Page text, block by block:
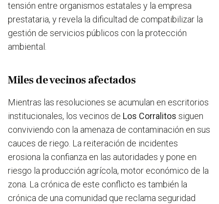
tensión entre organismos estatales y la empresa
prestataria, y revela la dificultad de compatibilizar la
gestión de servicios públicos con la protección
ambiental.
Miles de vecinos afectados
Mientras las resoluciones se acumulan en escritorios
institucionales, los vecinos de Los Corralitos siguen
conviviendo con la amenaza de contaminación en sus
cauces de riego. La reiteración de incidentes
erosiona la confianza en las autoridades y pone en
riesgo la producción agrícola, motor económico de la
zona. La crónica de este conflicto es también la
crónica de una comunidad que reclama seguridad